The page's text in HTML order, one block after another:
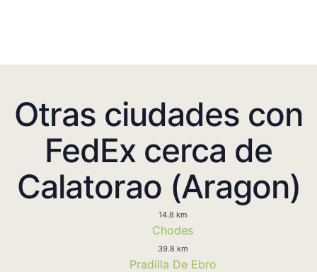
Otras ciudades con
FedEx cerca de
Calatorao (Aragon)
14.8 km
Chodes
39.8 km
Pradilla De Ebro